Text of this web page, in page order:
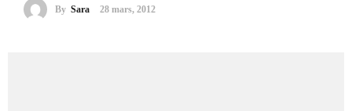
By Sara 28 mars, 2012